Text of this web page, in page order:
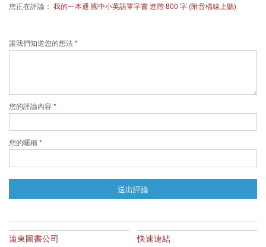
您正在評論： 我的一本通 國中小英語單字書 進階 800 字 (附音檔線上聽)
讓我們知道您的想法
您的評論內容
您的暱稱
送出評論
遠東圖書公司 快速連結